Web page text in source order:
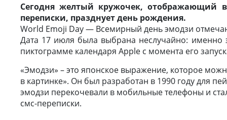
Сегодня желтый кружочек, отображающий
переписки, празднует день рождения.
World Emoji Day — Всемирный день эмодзи
Дата 17 июля была выбрана неслучайно: именно
пиктограмме календаря Apple с момента его
«Эмодзи» – это японское выражение, которое
в картинке». Он был разработан в 1990 году для
эмодзи перекочевали в мобильные телефоны и
смс-переписки.